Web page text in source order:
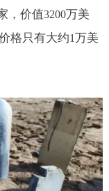
，价值3200万美
格只有大约1万美